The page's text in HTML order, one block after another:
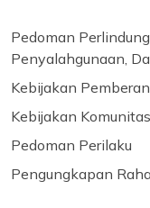
Pedoman
Penyalahgunaan,
Kebijakan
Kebijakan Komunitas
Pedoman Perilaku
Pengungkapan